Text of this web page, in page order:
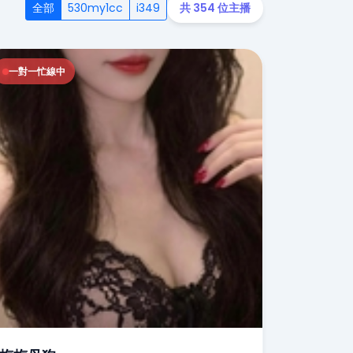
全部 530my1cc i349 共 354 位主播
一對一忙線中